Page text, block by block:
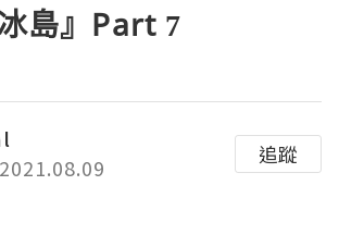
島』Part 7
追蹤